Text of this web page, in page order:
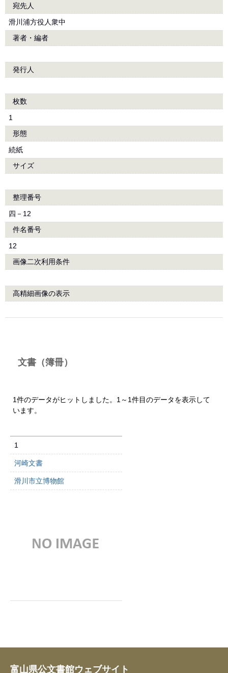
宛先人
滑川浦方役人衆中
著者・編者
発行人
枚数
1
形態
続紙
サイズ
整理番号
四－12
件名番号
12
画像二次利用条件
高精細画像の表示
文書（簿冊）
1件のデータがヒットしました。1～1件目のデータを表示して
います。
1
河崎文書
滑川市立博物館
富山県公文書館ウェブサイト